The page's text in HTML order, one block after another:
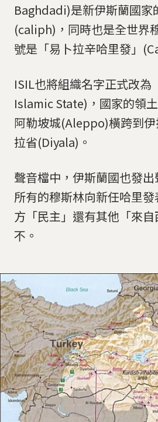
Baghdadi)是新伊斯蘭國家
(caliph)，同時也是全世界
號是「易卜拉辛哈里發」
ISIL也將組織名字正式改為
Islamic State)，國家的領
阿勒坡城(Aleppo)橫跨到
拉省(Diyala)。
聲音檔中，伊斯蘭國也發
所有的穆斯林向新任哈里
方「民主」還有其他「來
不。